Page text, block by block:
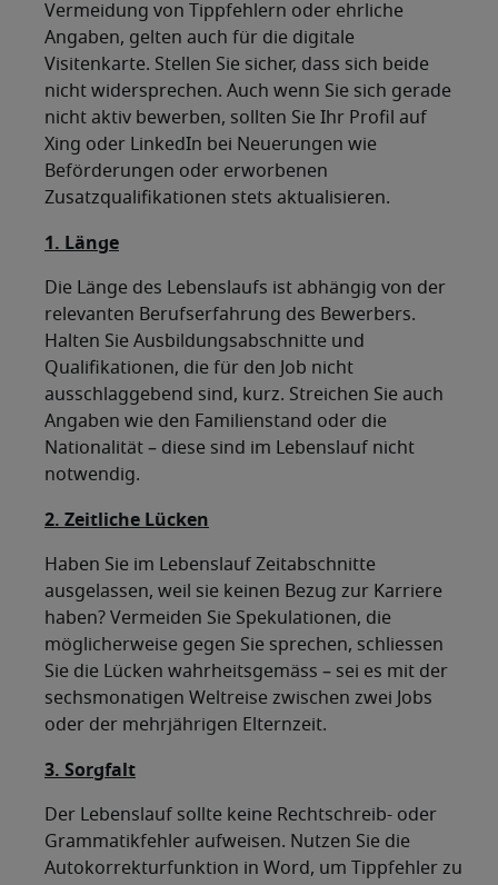
Vermeidung von Tippfehlern oder ehrliche
Angaben, gelten auch für die digitale
Visitenkarte. Stellen Sie sicher, dass sich beide
nicht widersprechen. Auch wenn Sie sich gerade
nicht aktiv bewerben, sollten Sie Ihr Profil auf
Xing oder LinkedIn bei Neuerungen wie
Beförderungen oder erworbenen
Zusatzqualifikationen stets aktualisieren.
1. Länge
Die Länge des Lebenslaufs ist abhängig von der
relevanten Berufserfahrung des Bewerbers.
Halten Sie Ausbildungsabschnitte und
Qualifikationen, die für den Job nicht
ausschlaggebend sind, kurz. Streichen Sie auch
Angaben wie den Familienstand oder die
Nationalität – diese sind im Lebenslauf nicht
notwendig.
2. Zeitliche Lücken
Haben Sie im Lebenslauf Zeitabschnitte
ausgelassen, weil sie keinen Bezug zur Karriere
haben? Vermeiden Sie Spekulationen, die
möglicherweise gegen Sie sprechen, schliessen
Sie die Lücken wahrheitsgemäss – sei es mit der
sechsmonatigen Weltreise zwischen zwei Jobs
oder der mehrjährigen Elternzeit.
3. Sorgfalt
Der Lebenslauf sollte keine Rechtschreib- oder
Grammatikfehler aufweisen. Nutzen Sie die
Autokorrekturfunktion in Word, um Tippfehler zu